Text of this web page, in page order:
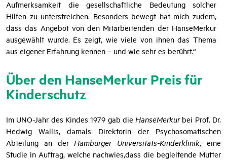
Aufmerksamkeit die gesellschaftliche Bedeutung solcher
Hilfen zu unterstreichen. Besonders bewegt hat mich zudem,
dass das Angebot von den Mitarbeitenden der HanseMerkur
ausgewählt wurde. Es zeigt, wie viele von ihnen das Thema
aus eigener Erfahrung kennen – und wie sehr es berührt.“
Über den HanseMerkur Preis für
Kinderschutz
Im UNO-Jahr des Kindes 1979 gab die HanseMerkurbei Prof. Dr.
Hedwig Wallis, damals Direktorin der Psychosomatischen
Abteilung an der Hamburger Universitäts-Kinderklinik, eine
Studie in Auftrag, welche nachwies,dass die begleitende Mutter